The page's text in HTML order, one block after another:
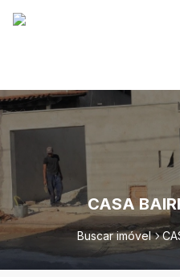
CASA
Buscar imóvel